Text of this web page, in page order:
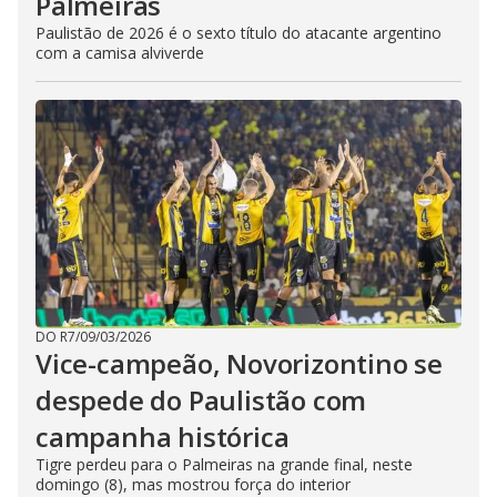
Paulistão de 2026 é o sexto título do atacante argentino
com a camisa alviverde
DO R7/09/03/2026
Vice-campeão, Novorizontino se
despede do Paulistão com
campanha histórica
Tigre perdeu para o Palmeiras na grande final, neste
domingo (8), mas mostrou força do interior